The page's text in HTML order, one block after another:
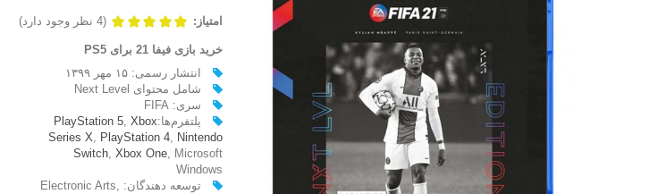
امتیاز: (4 نظر وجود دارد)
خرید بازی فیفا 21 برای PS5
انتشار رسمی: ۱۵ مهر ۱۳۹۹
شامل محتوای Next Level
سری: FIFA
پلتفرم‌ها:
PlayStation 5 ,Xbox
Series X
PlayStation 4
Nintendo
Switch ,Xbox One , Microsoft
Windows
توسعه دهندگان: Electronic Arts,